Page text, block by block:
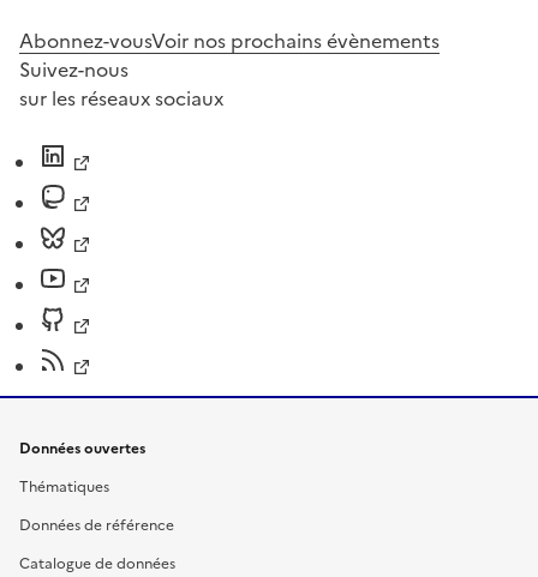
Abonnez-vousVoir nos prochains évènements
Suivez-nous
sur les réseaux sociaux
Données ouvertes
Thématiques
Données de référence
Catalogue de données